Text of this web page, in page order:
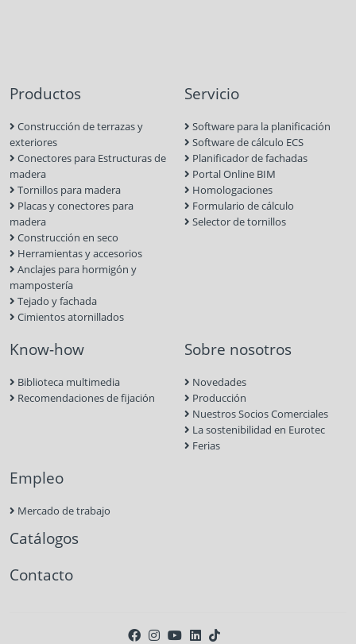
Productos
Construcción de terrazas y
exteriores
Conectores para Estructuras de
madera
Tornillos para madera
Placas y conectores para
madera
Construcción en seco
Herramientas y accesorios
Anclajes para hormigón y
mampostería
Tejado y fachada
Cimientos atornillados
Servicio
Software para la planificación
Software de cálculo ECS
Planificador de fachadas
Portal Online BIM
Homologaciones
Formulario de cálculo
Selector de tornillos
Know-how
Biblioteca multimedia
Recomendaciones de fijación
Sobre nosotros
Novedades
Producción
Nuestros Socios Comerciales
La sostenibilidad en Eurotec
Ferias
Empleo
Mercado de trabajo
Catálogos
Contacto